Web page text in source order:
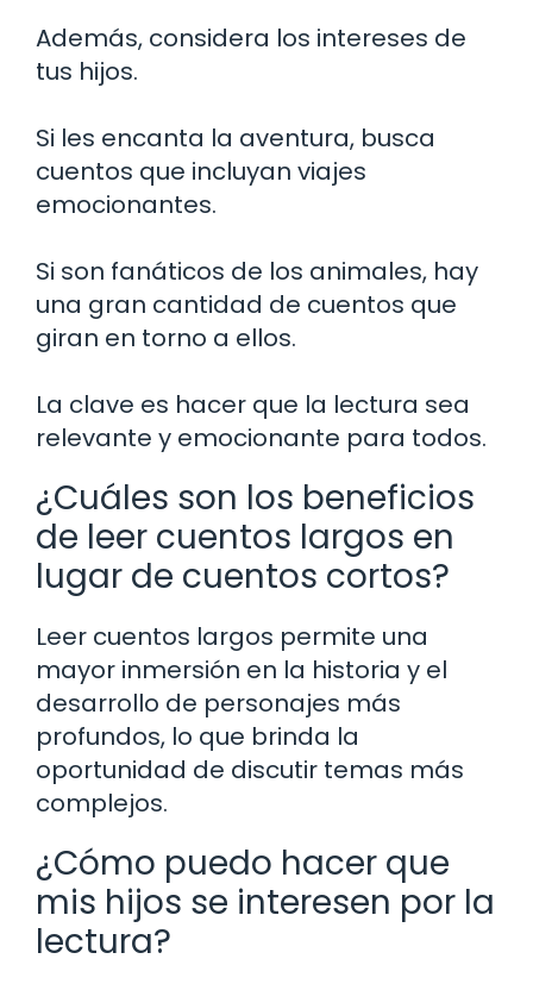
Además, considera los intereses de
tus hijos.
Si les encanta la aventura, busca
cuentos que incluyan viajes
emocionantes.
Si son fanáticos de los animales, hay
una gran cantidad de cuentos que
giran en torno a ellos.
La clave es hacer que la lectura sea
relevante y emocionante para todos.
¿Cuáles son los beneficios
de leer cuentos largos en
lugar de cuentos cortos?
Leer cuentos largos permite una
mayor inmersión en la historia y el
desarrollo de personajes más
profundos, lo que brinda la
oportunidad de discutir temas más
complejos.
¿Cómo puedo hacer que
mis hijos se interesen por la
lectura?